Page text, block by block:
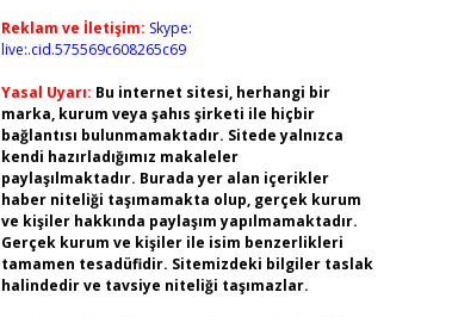
Reklam ve İletişim: Skype:
live:.cid.575569c608265c69
Yasal Uyarı: Bu internet sitesi, herhangi bir
marka, kurum veya şahıs şirketi ile hiçbir
bağlantısı bulunmamaktadır. Sitede yalnızca
kendi hazırladığımız makaleler
paylaşılmaktadır. Burada yer alan içerikler
haber niteliği taşımamakta olup, gerçek kurum
ve kişiler hakkında paylaşım yapılmamaktadır.
Gerçek kurum ve kişiler ile isim benzerlikleri
tamamen tesadüfidir. Sitemizdeki bilgiler taslak
halindedir ve tavsiye niteliği taşımazlar.